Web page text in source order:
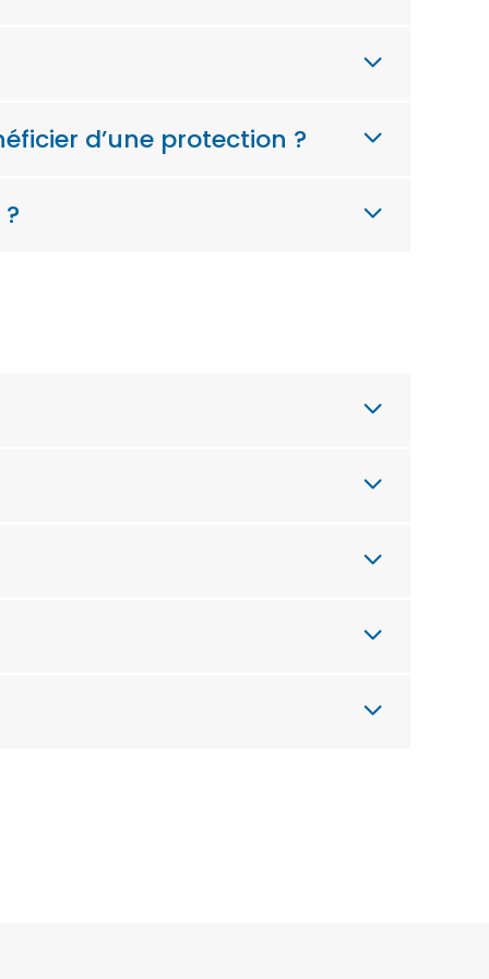
d’une protection ?